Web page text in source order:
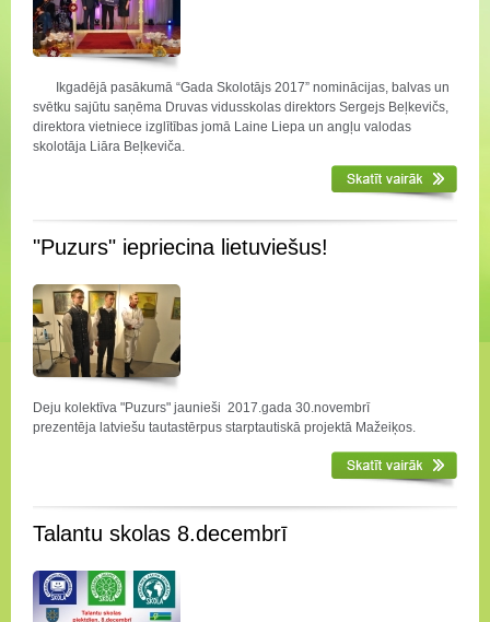
Ikgadējā pasākumā “Gada Skolotājs 2017” nominācijas, balvas un
svētku sajūtu saņēma Druvas vidusskolas direktors Sergejs Beļkevičs,
direktora vietniece izglītības jomā Laine Liepa un angļu valodas
skolotāja Liāra Beļkeviča.
"Puzurs" iepriecina lietuviešus!
Deju kolektīva "Puzurs" jaunieši 2017.gada 30.novembrī
prezentēja latviešu tautastērpus starptautiskā projektā Mažeiķos.
Talantu skolas 8.decembrī